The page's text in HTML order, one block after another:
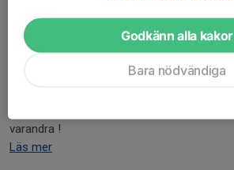
varandra !
Läs mer
Godkänn alla kakor
Bara nödvändiga